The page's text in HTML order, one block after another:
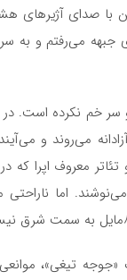
با صدای آژیرهای
می‌رفتم و به
سر خم نکرده است.
می‌روند و
اما
تیغی»،